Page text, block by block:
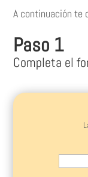
A continuación te
Paso 1
Completa el